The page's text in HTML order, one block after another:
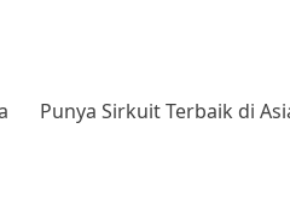
Punya Sirkuit Terbaik di